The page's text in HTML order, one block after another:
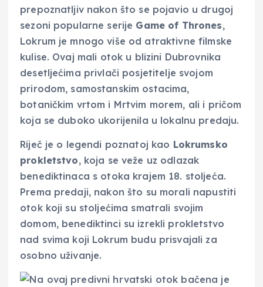
prepoznatljiv nakon što se pojavio u drugoj
sezoni popularne serije Game of Thrones,
Lokrum je mnogo više od atraktivne filmske
kulise. Ovaj mali otok u blizini Dubrovnika
desetljećima privlači posjetitelje svojom
prirodom, samostanskim ostacima,
botaničkim vrtom i Mrtvim morem, ali i pričom
koja se duboko ukorijenila u lokalnu predaju.
Riječ je o legendi poznatoj kao Lokrumsko
prokletstvo, koja se veže uz odlazak
benediktinaca s otoka krajem 18. stoljeća.
Prema predaji, nakon što su morali napustiti
otok koji su stoljećima smatrali svojim
domom, benediktinci su izrekli prokletstvo
nad svima koji Lokrum budu prisvajali za
osobno uživanje.